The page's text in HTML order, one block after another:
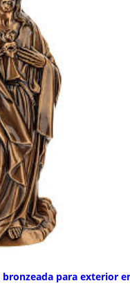
bronzeada para exterior